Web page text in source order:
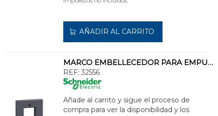
AÑADIR AL CARRITO
MARCO EMBELLECEDOR PARA EMPUÑADURA NS400/630
REF: 32556
Añade al carrito y sigue el proceso de
compra para ver la disponibilidad y los